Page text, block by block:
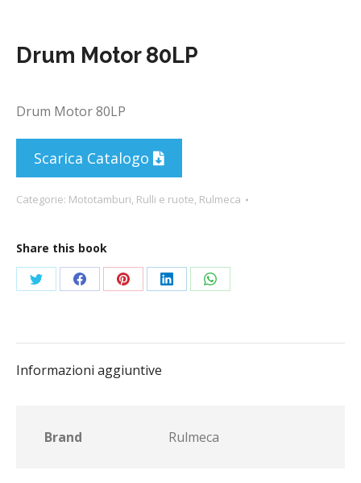
Drum Motor 80LP
Drum Motor 80LP
Scarica Catalogo
Categorie: Mototamburi, Rulli e ruote, Rulmeca
Share this book
Condividi
Twitter
Condividi
Facebook
Condividi
Pinterest
Condividi
LinkedIn
Condividi
WhatsApp
Informazioni aggiuntive
Brand Rulmeca